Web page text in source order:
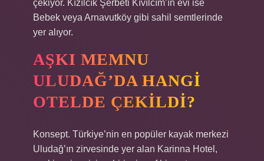
çekiyor. Kızılcık Şerbeti Kıvılcım’ın evi ise
Bebek veya Arnavutköy gibi sahil semtlerinde
yer alıyor.
AŞKI MEMNU
ULUDAĞ’DA HANGI
OTELDE ÇEKILDI?
Konsept. Türkiye’nin en popüler kayak merkezi
Uludağ’ın zirvesinde yer alan Karinna Hotel,